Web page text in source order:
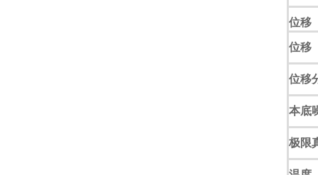
位移
位移
位移
本底
极限